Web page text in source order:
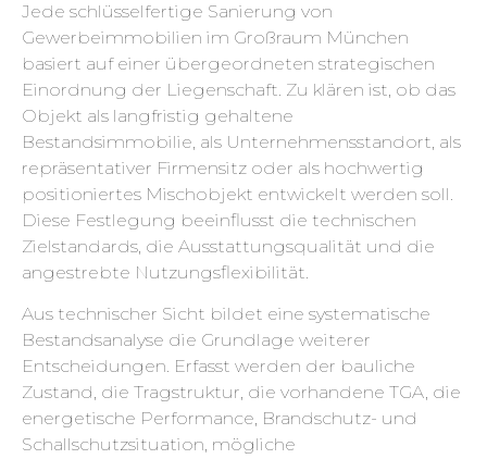
Jede schlüsselfertige Sanierung von
Gewerbeimmobilien im Großraum München
basiert auf einer übergeordneten strategischen
Einordnung der Liegenschaft. Zu klären ist, ob das
Objekt als langfristig gehaltene
Bestandsimmobilie, als Unternehmensstandort, als
repräsentativer Firmensitz oder als hochwertig
positioniertes Mischobjekt entwickelt werden soll.
Diese Festlegung beeinflusst die technischen
Zielstandards, die Ausstattungsqualität und die
angestrebte Nutzungsflexibilität.
Aus technischer Sicht bildet eine systematische
Bestandsanalyse die Grundlage weiterer
Entscheidungen. Erfasst werden der bauliche
Zustand, die Tragstruktur, die vorhandene TGA, die
energetische Performance, Brandschutz- und
Schallschutzsituation, mögliche